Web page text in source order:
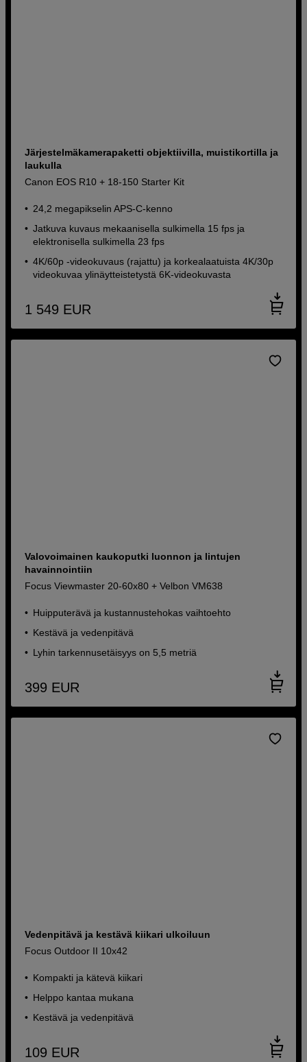
Järjestelmäkamerapaketti objektiivilla, muistikortilla ja
laukulla
Canon EOS R10 + 18-150 Starter Kit
24,2 megapikselin APS-C-kenno
Jatkuva kuvaus mekaanisella sulkimella 15 fps ja
elektronisella sulkimella 23 fps
4K/60p -videokuvaus (rajattu) ja korkealaatuista 4K/30p
videokuvaa ylinäytteistetystä 6K-videokuvasta
1 549 EUR
Valovoimainen kaukoputki luonnon ja lintujen
havainnointiin
Focus Viewmaster 20-60x80 + Velbon VM638
Huipputerävä ja kustannustehokas vaihtoehto
Kestävä ja vedenpitävä
Lyhin tarkennusetäisyys on 5,5 metriä
399 EUR
Vedenpitävä ja kestävä kiikari ulkoiluun
Focus Outdoor II 10x42
Kompakti ja kätevä kiikari
Helppo kantaa mukana
Kestävä ja vedenpitävä
109 EUR